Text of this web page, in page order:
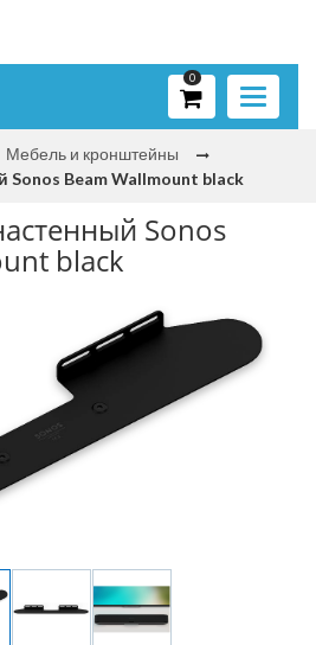
Toggle
0
Мебель и кронштейны
Sonos Beam Wallmount black
Sonos
black